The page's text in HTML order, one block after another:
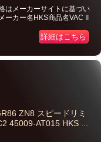
はメーカーサイトに基づい
ーカー名HKS商品名VAC II
詳細はこちら
ZN8 スピードリミ
45009-AT015 HKS ...